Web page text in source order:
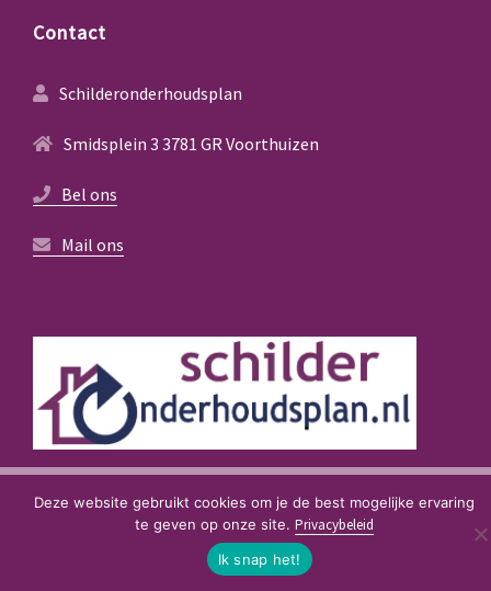
Contact
Schilderonderhoudsplan
Smidsplein 3 3781 GR Voorthuizen
Bel ons
Mail ons
© 2021SchilderOnderhoudsPlan. Created byD-Fokker
Deze website gebruikt cookies om je de best mogelijke ervaring
te geven op onze site. Privacybeleid
Ik snap het!